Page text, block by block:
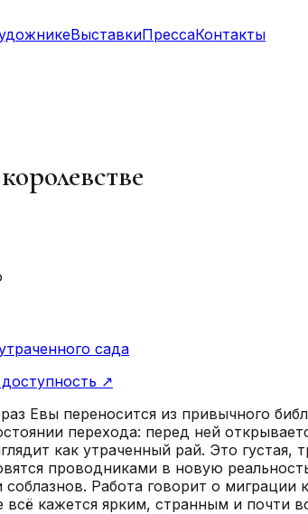
ВыставкиПрессаКонтакты
сада
↗
Евы переносится из привычного
перехода: перед ней
как утраченный рай. Это
проводниками в новую
соблазнов. Работа говорит о
всё кажется ярким, странным и почти